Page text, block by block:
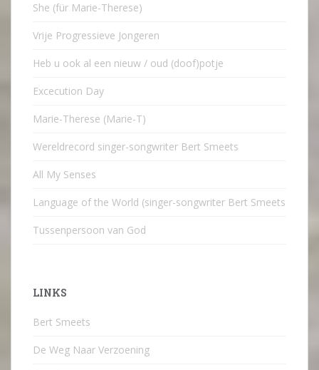
She (für Marie-Therese)
Vrije Progressieve Jongeren
Heb u ook al een nieuw / oud (doof)potje
Excecution Day
Marie-Therese (Marie-T)
Wereldrecord singer-songwriter Bert Smeets
All My Senses
Language of the World (singer-songwriter Bert Smeets
Tussenpersoon van God
LINKS
Bert Smeets
De Weg Naar Verzoening